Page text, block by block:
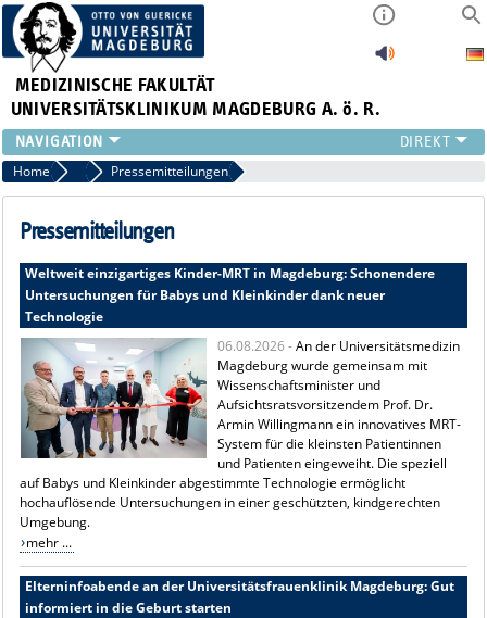
MEDIZINISCHE FAKULTÄT
UNIVERSITÄTSKLINIKUM MAGDEBURG A. ö. R.
INSTITUTE
KLINIKEN
ZENTRALE EINRICHTUNGEN
PRESSE
ÜBER UNS
INTERNATIONAL
INTRANET
Home PressePressemitteilungen
Pressemitteilungen
Weltweit einzigartiges Kinder-MRT in Magdeburg: Schonendere
Untersuchungen für Babys und Kleinkinder dank neuer
Technologie
06.08.2026 -An der Universitätsmedizin
Magdeburg wurde gemeinsam mit
Wissenschaftsminister und
Aufsichtsratsvorsitzendem Prof. Dr.
Armin Willingmann ein innovatives MRT-
System für die kleinsten Patientinnen
und Patienten eingeweiht. Die speziell
auf Babys und Kleinkinder abgestimmte Technologie ermöglicht
hochauflösende Untersuchungen in einer geschützten, kindgerechten
Umgebung.
mehr ...
Elterninfoabende an der Universitätsfrauenklinik Magdeburg: Gut
informiert in die Geburt starten